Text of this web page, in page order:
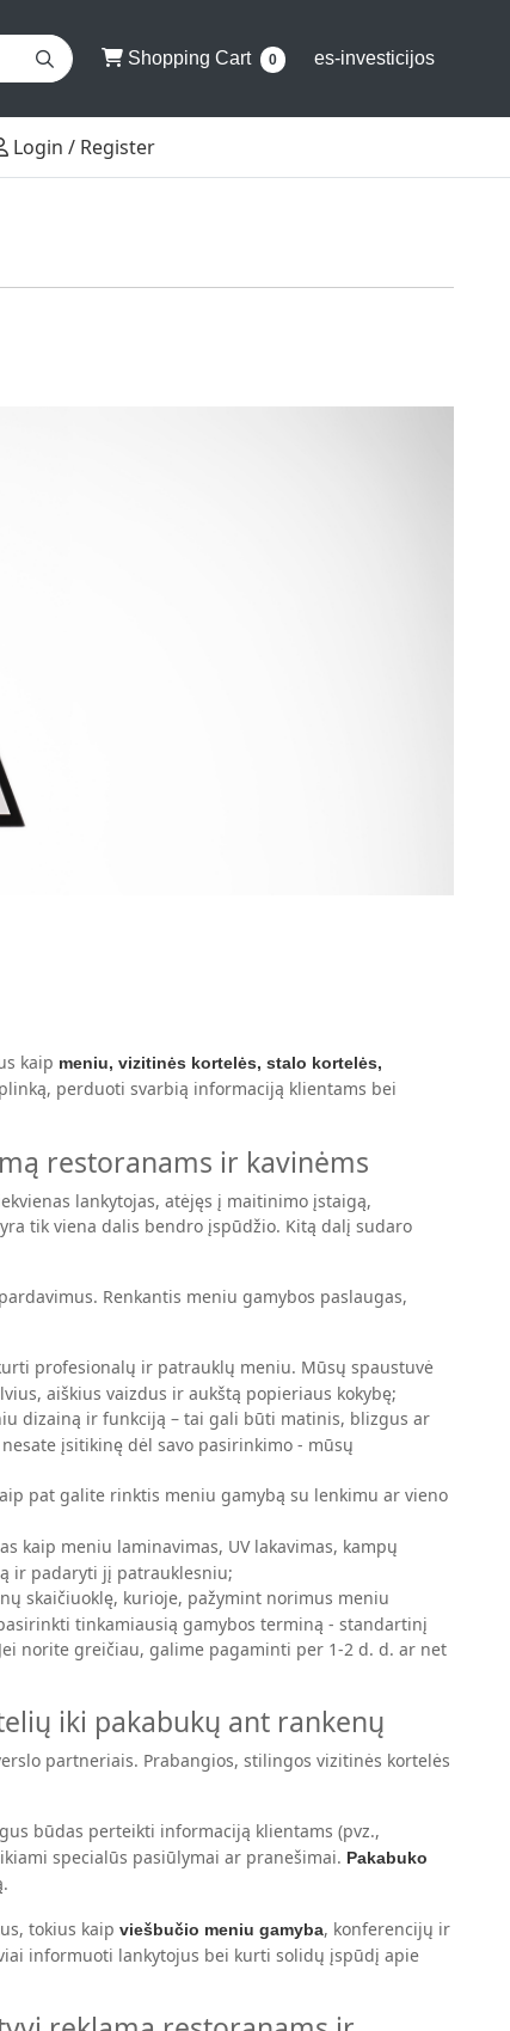
Shopping Cart
Shopping Cart 0 es-investicijos
Login / Register
Login / Register
kaip meniu, vizitinės kortelės, stalo kortelės,
perduoti svarbią informaciją klientams bei
restoranams ir kavinėms
lankytojas, atėjęs į maitinimo įstaigą,
tik viena dalis bendro įspūdžio. Kitą dalį sudaro
Renkantis meniu gamybos paslaugas,
profesionalų ir patrauklų meniu. Mūsų spaustuvė
aiškius vaizdus ir aukštą popieriaus kokybę;
dizainą ir funkciją – tai gali būti matinis, blizgus ar
įsitikinę dėl savo pasirinkimo - mūsų
pat galite rinktis meniu gamybą su lenkimu ar vieno
kaip meniu laminavimas, UV lakavimas, kampų
ir padaryti jį patrauklesniu;
skaičiuoklę, kurioje, pažymint norimus meniu
tinkamiausią gamybos terminą - standartinį
norite greičiau, galime pagaminti per 1-2 d. d. ar net
iki pakabukų ant rankenų
partneriais. Prabangios, stilingos vizitinės kortelės
būdas perteikti informaciją klientams (pvz.,
specialūs pasiūlymai ar pranešimai. Pakabuko
tokius kaip viešbučio meniu gamyba, konferencijų ir
informuoti lankytojus bei kurti solidų įspūdį apie